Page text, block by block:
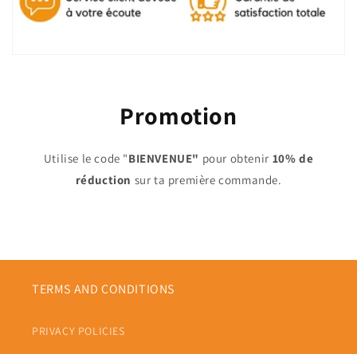
Promotion
Utilise le code "BIENVENUE" pour obtenir 10% de
réduction sur ta première commande.
TERMS AND CONDITIONS
PRIVACY POLICIES